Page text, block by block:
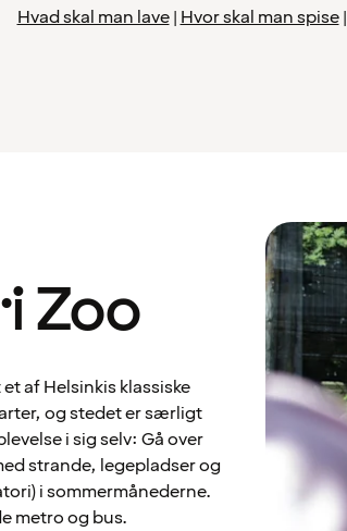
Hvad skal man lave| Hvor skal man spise|
Zoo
af Helsinkis klassiske
og stedet er særligt
i sig selv: Gå over
strande, legepladser og
i sommermånederne.
metro og bus.